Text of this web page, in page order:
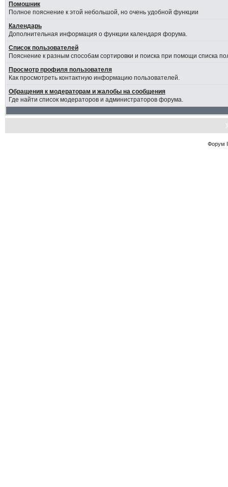
Помошник
Полное пояснение к этой небольшой, но очень удобной функции
Календарь
Дополнительная информация о функции календаря форума.
Список пользователей
Пояснение к разным способам сортировки и поиска при помощи списка
Просмотр профиля пользователя
Как просмотреть контактную информацию пользователей.
Обращения к модераторам и жалобы на сообщения
Где найти список модераторов и администраторов форума.
Форум